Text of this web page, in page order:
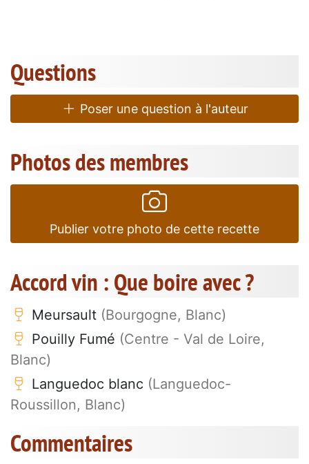
Questions
Poser une question à l'auteur
Photos des membres
Publier votre photo de cette recette
Accord vin : Que boire avec ?
Meursault (Bourgogne, Blanc)
Pouilly Fumé (Centre - Val de Loire,
Blanc)
Languedoc blanc (Languedoc-
Roussillon, Blanc)
Commentaires